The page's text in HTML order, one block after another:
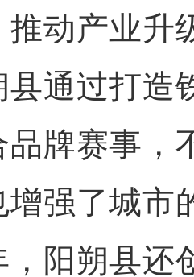
推动产业升
县通过打造
品牌赛事，
增强了城市
阳朔县还